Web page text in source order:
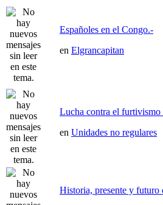
Españoles en el Congo.-
en Elgrancapitan
Lucha contra el furtivismo
en Unidades no regulares
Historia, presente y futuro